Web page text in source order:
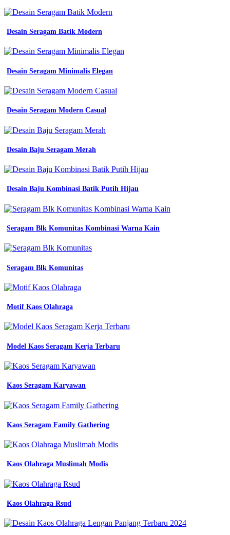
Baju
Smp
Merah
10
desain
kaos
komunitas
yang
simple
dan
Contoh
kaos
contoh
jaket
contoh
kaos
komunitas
simple
pemuda
keren
motor
detail
desain
komunitas
koleksi
5
contoh
Contoh
Desain
Kaos
Jersey
Keren
desain
komunitas
keren
berbagai
Desain Seragam Batik Modern
Desain Seragam Minimalis Elegan
Desain Seragam Modern Casual
Desain Baju Seragam Merah
Desain Baju Kombinasi Batik Putih Hijau
Seragam Blk Komunitas Kombinasi Warna Kain
Seragam Blk Komunitas
Motif Kaos Olahraga
Model Kaos Seragam Kerja Terbaru
Kaos Seragam Karyawan
Kaos Seragam Family Gathering
Kaos Olahraga Muslimah Modis
Kaos Olahraga Rsud